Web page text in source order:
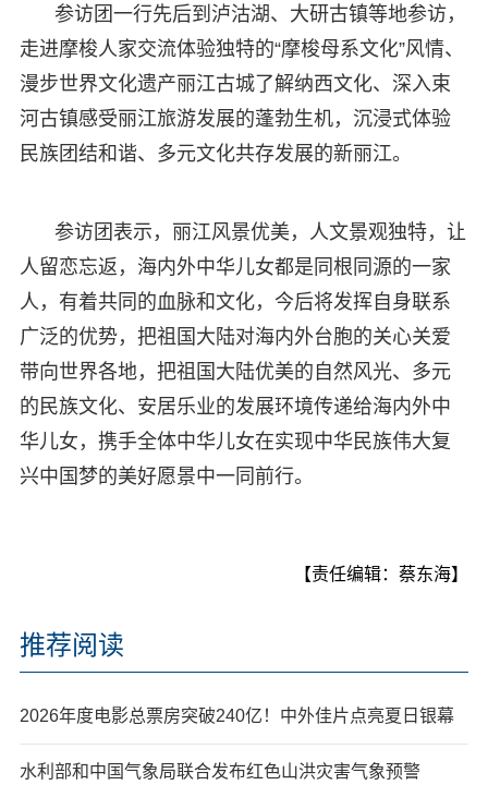
参访团一行先后到泸沽湖、大研古镇等地参访，
走进摩梭人家交流体验独特的“摩梭母系文化”风情、
漫步世界文化遗产丽江古城了解纳西文化、深入束
河古镇感受丽江旅游发展的蓬勃生机，沉浸式体验
民族团结和谐、多元文化共存发展的新丽江。
参访团表示，丽江风景优美，人文景观独特，让
人留恋忘返，海内外中华儿女都是同根同源的一家
人，有着共同的血脉和文化，今后将发挥自身联系
广泛的优势，把祖国大陆对海内外台胞的关心关爱
带向世界各地，把祖国大陆优美的自然风光、多元
的民族文化、安居乐业的发展环境传递给海内外中
华儿女，携手全体中华儿女在实现中华民族伟大复
兴中国梦的美好愿景中一同前行。
【责任编辑：蔡东海】
推荐阅读
2026年度电影总票房突破240亿！中外佳片点亮夏日银幕
水利部和中国气象局联合发布红色山洪灾害气象预警